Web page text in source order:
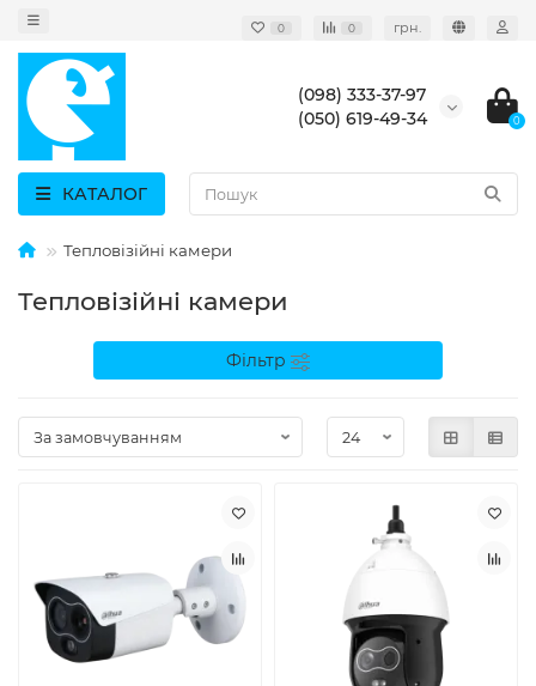
0 0 грн.
(098) 333-37-97
(050) 619-49-34
0
КАТАЛОГ
Тепловізійні камери
Тепловізійні камери
Фільтр